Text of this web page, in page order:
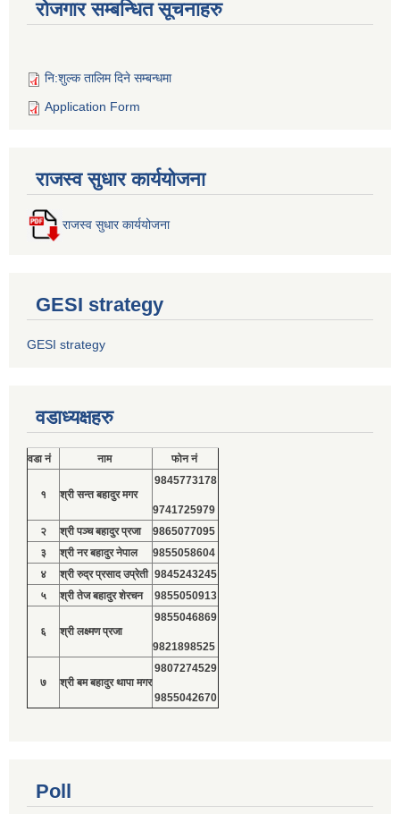
रोजगार सम्बन्धित सूचनाहरु
नि:शुल्क तालिम दिने सम्बन्धमा
Application Form
राजस्व सुधार कार्ययोजना
राजस्व सुधार कार्ययोजना
GESI strategy
GESI strategy
वडाध्यक्षहरु
वडा नं नाम फोन नं
१ श्री सन्त बहादुर मगर
9845773178
9741725979
२
श्री पञ्च बहादुर प्रजा
9865077095
३
श्री नर बहादुर नेपाल
9855058604
४
श्री रुद्र प्रसाद उप्रेती 9845243245
५
श्री तेज बहादुर शेरचन 9855050913
६ श्री लक्ष्मण प्रजा
9855046869
9821898525
७ श्री बम बहादुर थापा मगर
9807274529
9855042670
Poll